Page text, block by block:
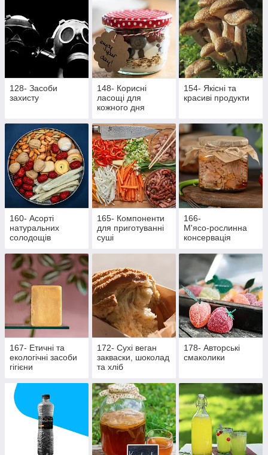
128- Засоби
захисту
148- Корисні
ласощі для
кожного дня
154- Якісні та
красиві продукти
160- Асорті
натуральних
солодощів
165- Компоненти
для приготуванні
суші
166-
М'ясо‑рослинна
консервація
167- Етичні та
екологічні засоби
гігієни
172- Сухі веган
закваски, шоколад
та хліб
178- Авторські
смаколики